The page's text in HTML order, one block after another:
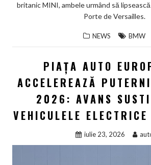
britanic MINI, ambele urmând să
Porte de Versailles.
NEWS BMW
PIAȚA AUTO
ACCELEREAZĂ
2026: AVANS
VEHICULELE
iulie 23, 2026